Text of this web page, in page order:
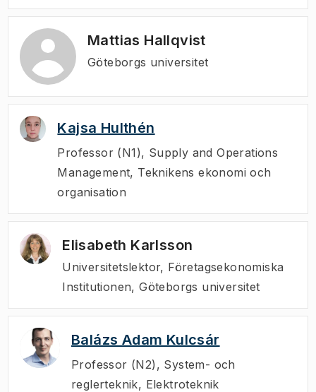
Mattias Hallqvist
Göteborgs universitet
Kajsa Hulthén
Professor (N1), Supply and Operations
Management, Teknikens ekonomi och
organisation
Elisabeth Karlsson
Universitetslektor, Företagsekonomiska
Institutionen, Göteborgs universitet
Balázs Adam Kulcsár
Professor (N2) , System- och
reglerteknik, Elektroteknik